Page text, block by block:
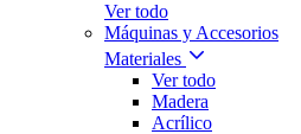
Ver todo
Máquinas y Accesorios
Materiales
Ver todo
Madera
Acrílico